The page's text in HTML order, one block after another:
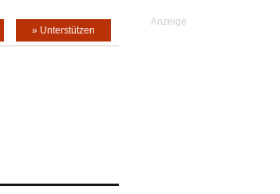
» Unterstützen